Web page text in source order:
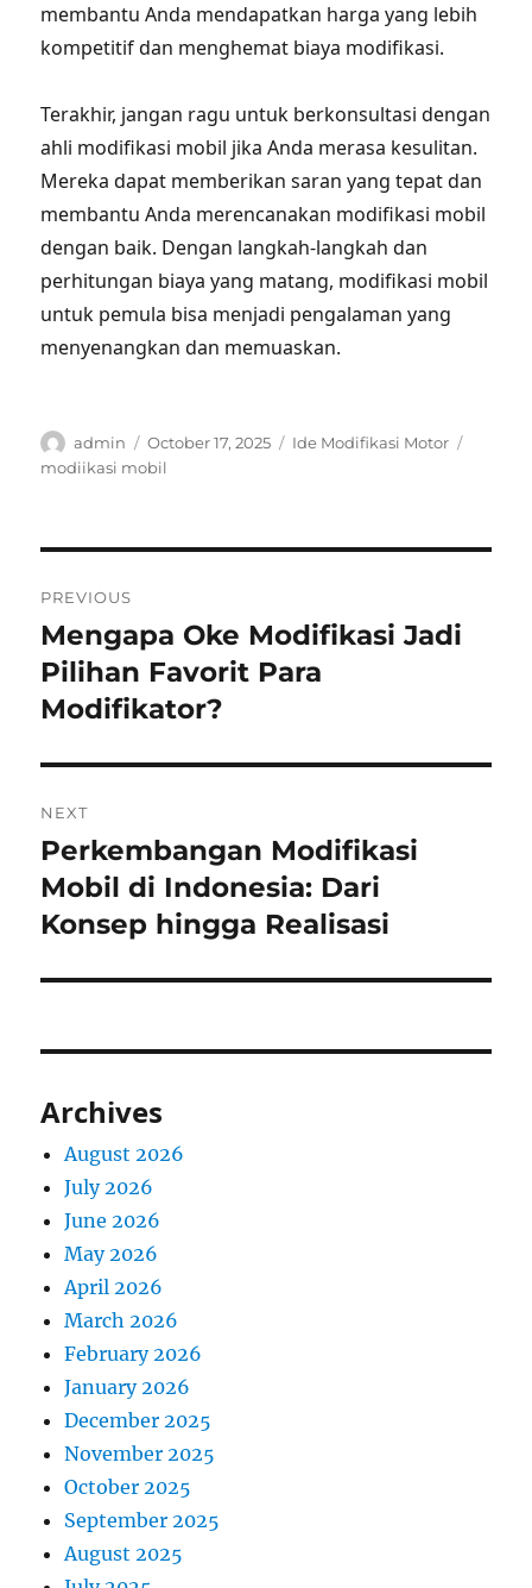
membantu Anda mendapatkan harga yang lebih
kompetitif dan menghemat biaya modifikasi.
Terakhir, jangan ragu untuk berkonsultasi dengan
ahli modifikasi mobil jika Anda merasa kesulitan.
Mereka dapat memberikan saran yang tepat dan
membantu Anda merencanakan modifikasi mobil
dengan baik. Dengan langkah-langkah dan
perhitungan biaya yang matang, modifikasi mobil
untuk pemula bisa menjadi pengalaman yang
menyenangkan dan memuaskan.
Author
admin
Posted
on
October 17, 2025 Categories
Ide Modifikasi Motor
modiikasi mobil
navigation
PREVIOUS
Previous
post:
Mengapa Oke Modifikasi Jadi
Pilihan Favorit Para
Modifikator?
NEXT
Next
post:
Perkembangan Modifikasi
Mobil di Indonesia: Dari
Konsep hingga Realisasi
Archives
August 2026
July 2026
June 2026
May 2026
April 2026
March 2026
February 2026
January 2026
December 2025
November 2025
October 2025
September 2025
August 2025